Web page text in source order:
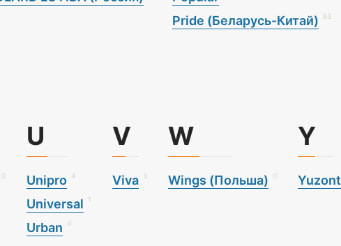
Pride (Беларусь-Китай) 83
0
U
Unipro 4
Universal 1
Urban 4
V
Viva 3
W
Wings (Польша) 0
Y
Yuzont